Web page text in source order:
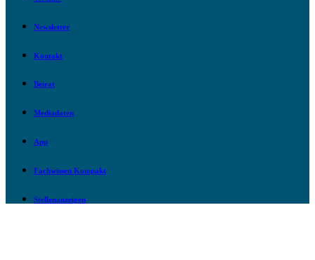
Newsletter
Kontakt
Beirat
Mediadaten
App
Fachwissen Kompakt
Stellenanzeigen